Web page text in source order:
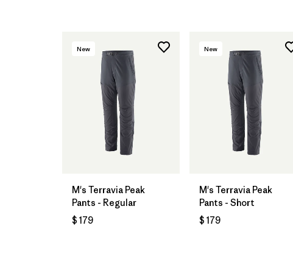
New
M's Terravia Peak
Pants - Regular
$ 179
New
M's Terravia Peak
Pants - Short
$ 179